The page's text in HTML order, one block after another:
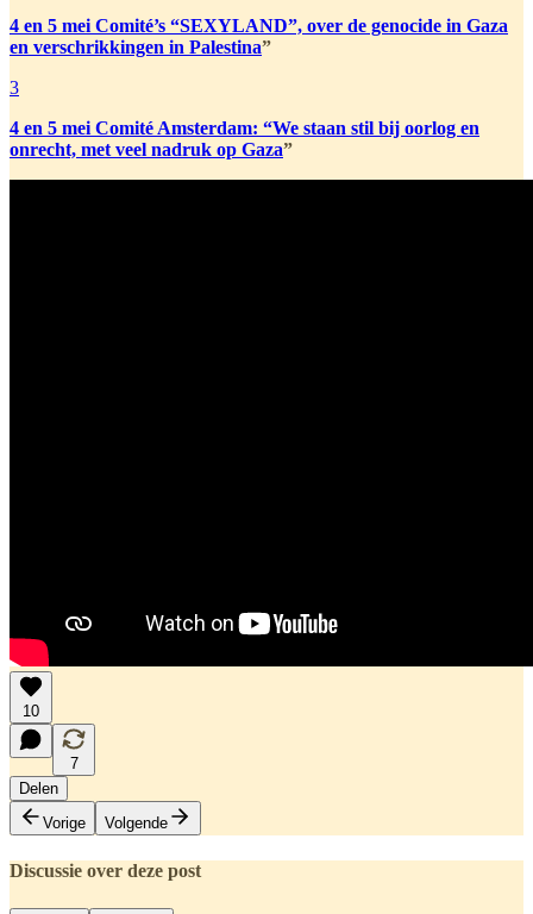
4 en 5 mei Comité’s “SEXYLAND”, over de genocide in Gaza
en verschrikkingen in Palestina”
3
4 en 5 mei Comité Amsterdam: “We staan stil bij oorlog en
onrecht, met veel nadruk op Gaza”
10
7
Delen
Vorige
Volgende
Discussie over deze post